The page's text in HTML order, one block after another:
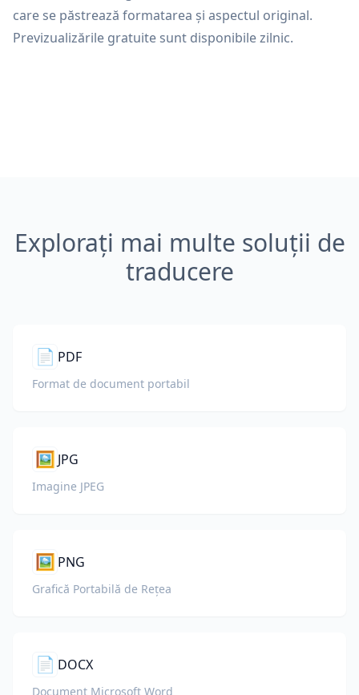
care se păstrează formatarea și aspectul original.
Previzualizările gratuite sunt disponibile zilnic.
Explorați mai multe soluții de
traducere
📄 PDF
Format de document portabil
🖼️ JPG
Imagine JPEG
🖼️ PNG
Grafică Portabilă de Rețea
📄 DOCX
Document Microsoft Word